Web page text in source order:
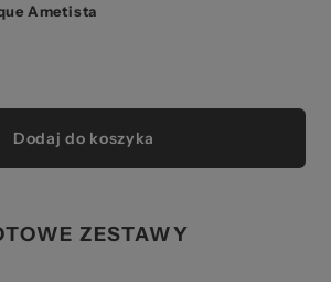
Ametista
Dodaj do koszyka
ZESTAWY